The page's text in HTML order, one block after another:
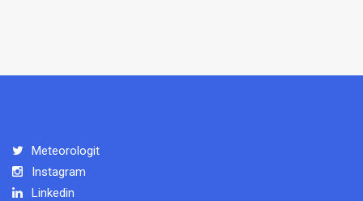
Meteorologit
Instagram
Linkedin